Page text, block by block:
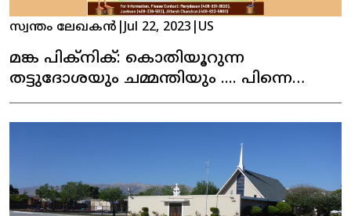
സ്വന്തം ലേഖകൻ Jul 22, 2023 US
മങ്ക പിക്‌നിക്: കൊതിയൂറുന്ന
തട്ടുദോശയും ചമ്മന്തിയും .... പിന്നെ
നാടൻ പലഹാരങ്ങളും